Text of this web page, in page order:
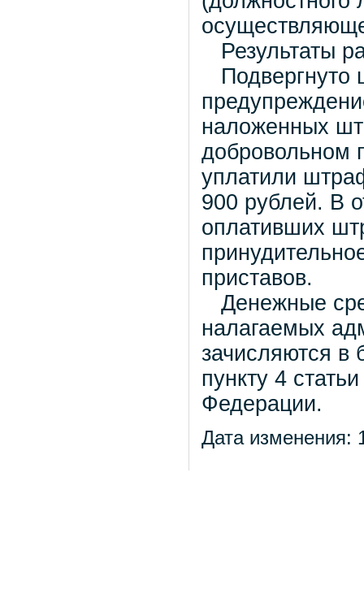
Результаты
Подвергнуто
наложенных
добровольном
уплатили
900 рублей. В
оплативших
приставов.
Денежные
налагаемых
зачисляются в
пункту 4
Федерации.
Дата изменения: